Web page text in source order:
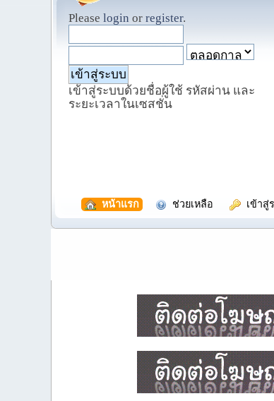
Please login or register.
เข้าสู่ระบบด้วยชื่อผู้ใช้ รหัสผ่าน และ
ระยะเวลาในเซสชั่น
หน้าแรก ช่วยเหลือ เข้าสู่